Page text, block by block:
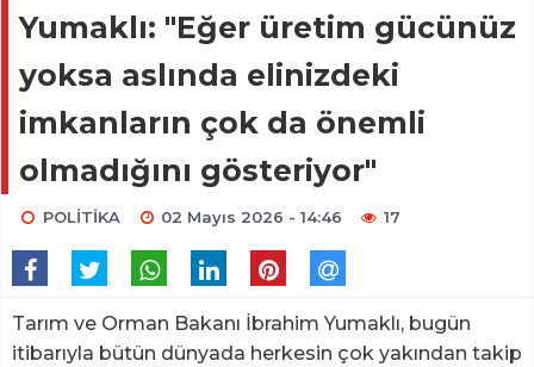
Yumaklı: "Eğer üretim gücünüz
yoksa aslında elinizdeki
imkanların çok da önemli
olmadığını gösteriyor"
POLİTİKA 02 Mayıs 2026 - 14:46 17
Tarım ve Orman Bakanı İbrahim Yumaklı, bugün
itibarıyla bütün dünyada herkesin çok yakından takip